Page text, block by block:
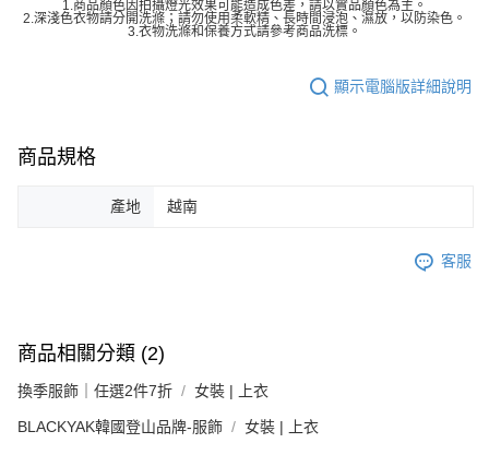
1.商品顏色因拍攝燈光效果可能造成色差，請以實品顏色為主。
2.深淺色衣物請分開洗滌；請勿使用柔軟精、長時間浸泡、濕放，以防染色。
3.衣物洗滌和保養方式請參考商品洗標。
顯示電腦版詳細說明
商品規格
產地 越南
客服
商品相關分類 (2)
換季服飾｜任選2件7折 女裝 | 上衣
BLACKYAK韓國登山品牌-服飾 女裝 | 上衣